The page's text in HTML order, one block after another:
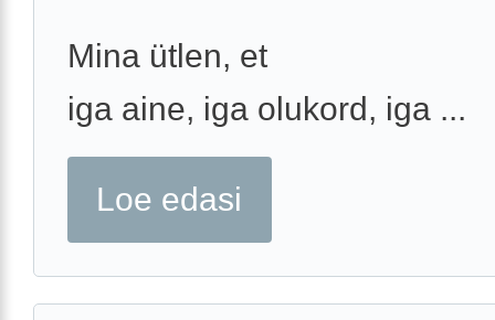
Mina ütlen, et
iga aine, iga olukord, iga ...
Loe edasi